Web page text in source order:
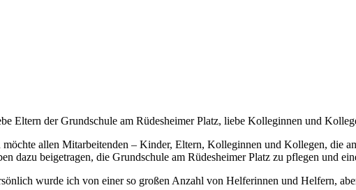
Eltern der Grundschule am Rüdesheimer Platz, liebe Kolleginnen und
möchte allen Mitarbeitenden – Kinder, Eltern, Kolleginnen und Kollegen, die
dazu beigetragen, die Grundschule am Rüdesheimer Platz zu pflegen und
wurde ich von einer so großen Anzahl von Helferinnen und Helfern,